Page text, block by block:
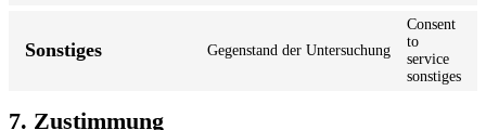
Sonstiges Gegenstand der Untersuchung
Consent
to
service
sonstiges
7. Zustimmung